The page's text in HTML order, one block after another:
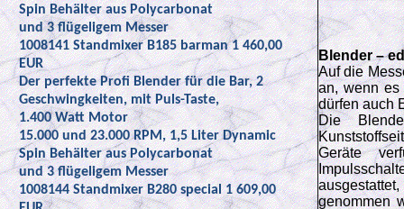
Spin Behälter aus Polycarbonat
und 3 flügeligem Messer
1008141 Standmixer B185 barman 1 460,00
EUR
Der perfekte Profi Blender für die Bar, 2
Geschwingkeiten, mit Puls-Taste,
1.400 Watt Motor
15.000 und 23.000 RPM, 1,5 Liter Dynamic
Spin Behälter aus Polycarbonat
und 3 flügeligem Messer
1008144 Standmixer B280 special 1 609,00
Blender –
Auf die
an, wenn es
dürfen auch
Die
Geräte
genommen